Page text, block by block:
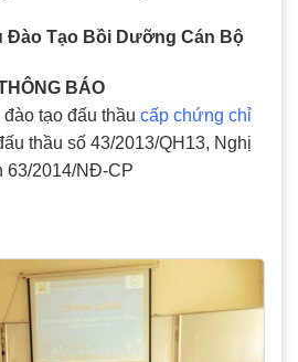
Đào Tạo Bồi Dưỡng Cán Bộ
BÁO
tạo đấu thầu cấp chứng chỉ
thầu số 43/2013/QH13, Nghị
63/2014/NĐ-CP